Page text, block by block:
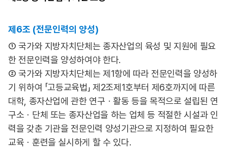
제6조 (전문인력의 양성)
① 국가와 지방자치단체는 종자산업의 육성 및 지원에 필요
한 전문인력을 양성하여야 한다.
② 국가와 지방자치단체는 제1항에 따라 전문인력을 양성하
기 위하여 「고등교육법」 제2조제1호부터 제6호까지에 따른
대학, 종자산업에 관한 연구ㆍ활동 등을 목적으로 설립된 연
구소ㆍ단체 또는 종자산업을 하는 업체 등 적절한 시설과 인
력을 갖춘 기관을 전문인력 양성기관으로 지정하여 필요한
교육ㆍ훈련을 실시하게 할 수 있다.